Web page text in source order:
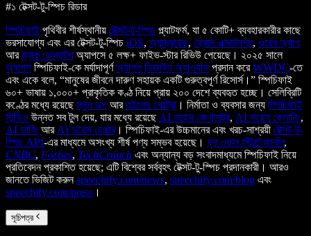
#১ টেক্সট-টু-স্পিচ রিডার
স্পিচিফাই পৃথিবীর শীর্ষস্থানীয় টেক্সট-টু-স্পিচ প্ল্যাটফর্ম, যা ৫ কোটি+ ব্যবহারকারীর কাছে
ভরসাযোগ্য এবং এর টেক্সট-টু-স্পিচ iOS, অ্যান্ড্রয়েড, ক্রোম এক্সটেনশন, ওয়েব অ্যাপ
আরম্যাক ডেস্কটপ অ্যাপসে ৫ লক্ষ+ ফাইভ-স্টার রিভিউ পেয়েছে। ২০২৫ সালে
অ্যাপলস্পিচিফাই-কে মর্যাদাপূর্ণঅ্যাপল ডিজাইন অ্যাওয়ার্ড প্রদান করেWWDC-তে
এবং একে বলে, “মানুষের জীবনে দারুণ সহায়ক একটি গুরুত্বপূর্ণ রিসোর্স।” স্পিচিফাই
৬০+ ভাষায় ১,০০০+ প্রাকৃতিক কণ্ঠ নিয়ে প্রায় ২০০ দেশে ব্যবহৃত হচ্ছে। সেলিব্রিটি
কণ্ঠের মধ্যে রয়েছেস্নুপ ডগ আরগুইনেথ পেল্ট্রো । নির্মাতা ও ব্যবসার জন্য স্পিচিফাই
স্টুডিও উন্নত সব টুল দেয়, যার মধ্যে রয়েছে AI ভয়েস জেনারেটর, AI ভয়েস ক্লোনিং,
AI ডাবিং আর AI ভয়েস চেঞ্জার। স্পিচিফাই-এর উচ্চমানের এবং খরচ-সাশ্রয়ী টেক্সট-টু-
স্পিচ API-এর মাধ্যমে অসংখ্য শীর্ষ পণ্য সম্ভব হয়েছে। দ্য ওয়াল স্ট্রিট জার্নাল,
CNBC, Forbes, TechCrunch এবং অন্যান্য বড় সংবাদমাধ্যমে স্পিচিফাই নিয়ে
প্রতিবেদন প্রকাশিত হয়েছে; এটি বিশ্বের সর্ববৃহৎ টেক্সট-টু-স্পিচ প্রদানকারী। আরও
জানতে ভিজিট করুনspeechify.com/news, speechify.com/blog এবং
speechify.com/press ।
সূচিপত্র